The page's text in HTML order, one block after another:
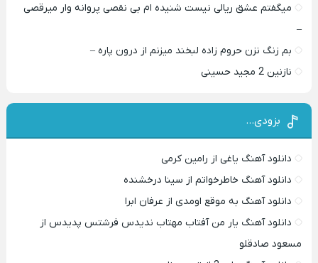
میگفتم عشق ریالی نیست شنیده ام بی نقصی پروانه وار میرقصی
–
بم زنگ نزن حروم زاده لبخند میزنم از درون پاره –
نازنین 2 مجید حسینی
بزودی…
دانلود آهنگ یاغی از رامین کرمی
دانلود آهنگ خاطرخواتم از سینا درخشنده
دانلود آهنگ به موقع اومدی از عرفان ابرا
دانلود آهنگ یار من آفتاب مهتاب ندیدس فرشتس پدیدس از
مسعود صادقلو